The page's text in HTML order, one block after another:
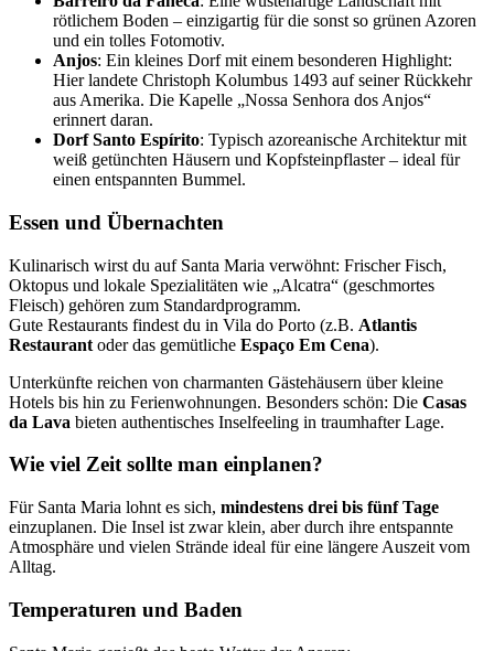
rötlichem Boden – einzigartig für die sonst so grünen Azoren
und ein tolles Fotomotiv.
Anjos: Ein kleines Dorf mit einem besonderen Highlight:
Hier landete Christoph Kolumbus 1493 auf seiner Rückkehr
aus Amerika. Die Kapelle „Nossa Senhora dos Anjos“
erinnert daran.
Dorf Santo Espírito: Typisch azoreanische Architektur mit
weiß getünchten Häusern und Kopfsteinpflaster – ideal für
einen entspannten Bummel.
Essen und Übernachten
Kulinarisch wirst du auf Santa Maria verwöhnt: Frischer Fisch,
Oktopus und lokale Spezialitäten wie „Alcatra“ (geschmortes
Fleisch) gehören zum Standardprogramm.
Gute Restaurants findest du in Vila do Porto (z.B. Atlantis
Restaurant oder das gemütliche Espaço Em Cena).
Unterkünfte reichen von charmanten Gästehäusern über kleine
Hotels bis hin zu Ferienwohnungen. Besonders schön: Die Casas
da Lava bieten authentisches Inselfeeling in traumhafter Lage.
Wie viel Zeit sollte man einplanen?
Für Santa Maria lohnt es sich, mindestens drei bis fünf Tage
einzuplanen. Die Insel ist zwar klein, aber durch ihre entspannte
Atmosphäre und vielen Strände ideal für eine längere Auszeit vom
Alltag.
Temperaturen und Baden